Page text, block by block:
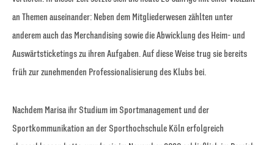
an Themen auseinander: Neben dem Mitgliederwesen zählten unter
anderem auch das Merchandising sowie die Abwicklung des Heim- und
Auswärtsticketings zu ihren Aufgaben. Auf diese Weise trug sie bereits
früh zur zunehmenden Professionalisierung des Klubs bei.
Nachdem Marisa ihr Studium im Sportmanagement und der
Sportkommunikation an der Sporthochschule Köln erfolgreich